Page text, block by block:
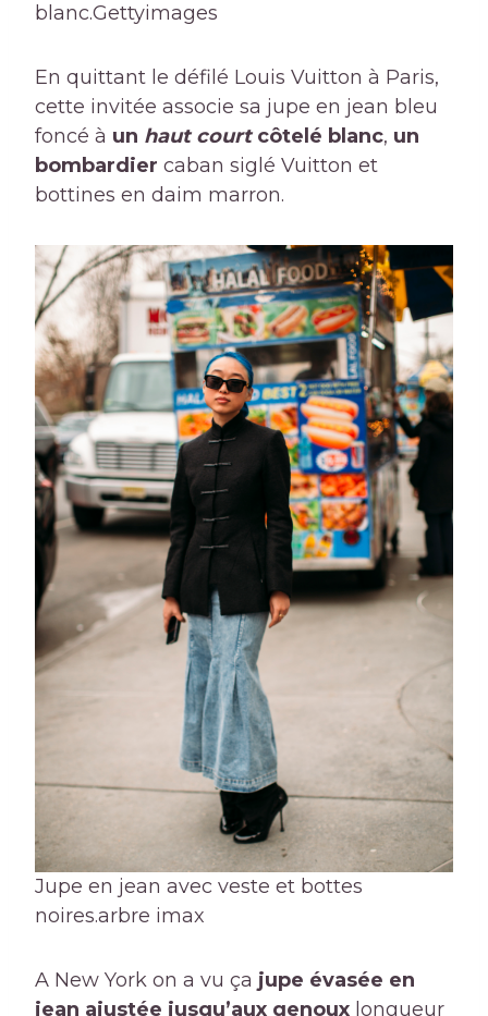
blanc.Gettyimages
En quittant le défilé Louis Vuitton à Paris,
cette invitée associe sa jupe en jean bleu
foncé à un haut courtcôtelé blanc, un
bombardier caban siglé Vuitton et
bottines en daim marron.
Jupe en jean avec veste et bottes
noires.arbre imax
A New York on a vu ça jupe évasée en
jean ajustée jusqu’aux genoux longueur